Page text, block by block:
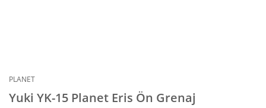
PLANET
Yuki YK-15 Planet Eris Ön Grenaj